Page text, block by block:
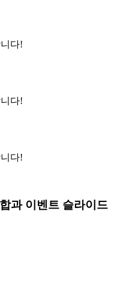
다!
다!
다!
과 이벤트 슬라이드